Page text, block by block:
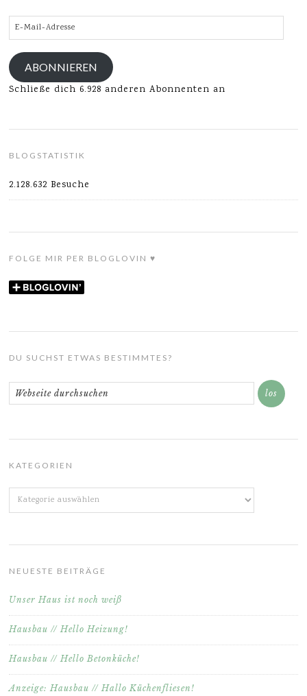
E-
Mail-
Adresse
ABONNIEREN
Schließe dich 6.928 anderen Abonnenten an
BLOGSTATISTIK
2.128.632 Besuche
FOLGE MIR PER BLOGLOVIN ♥
DU SUCHST ETWAS BESTIMMTES?
KATEGORIEN
Kategorien
NEUESTE BEITRÄGE
Unser Haus ist noch weiß
Hausbau // Hello Heizung!
Hausbau // Hello Betonküche!
Anzeige: Hausbau // Hallo Küchenfliesen!